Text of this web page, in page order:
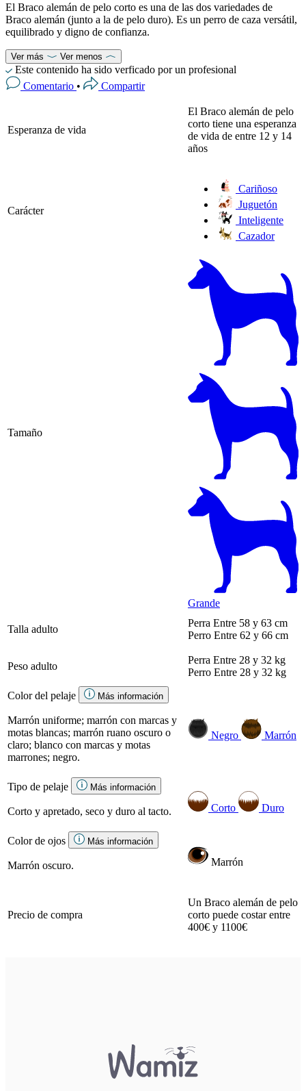
El Braco alemán de pelo corto es una de las dos variedades de
Braco alemán (junto a la de pelo duro). Es un perro de caza versátil,
equilibrado y digno de confianza.
Ver más Ver menos
Este contenido ha sido verficado por un profesional
Comentario • Compartir
Esperanza de vida
El Braco alemán de pelo
corto tiene una esperanza
de vida de entre 12 y 14
años
Carácter
Cariñoso
Juguetón
Inteligente
Cazador
Tamaño
Grande
Talla adulto
Perra Entre 58 y 63 cm
Perro Entre 62 y 66 cm
Peso adulto
Perra Entre 28 y 32 kg
Perro Entre 28 y 32 kg
Color del pelaje
Más información
Marrón uniforme; marrón con marcas y
motas blancas; marrón ruano oscuro o
claro; blanco con marcas y motas
marrones; negro.
Negro Marrón
Tipo de pelaje Más información
Corto y apretado, seco y duro al tacto. Corto Duro
Color de ojos Más información
Marrón oscuro. Marrón
Precio de compra
Un Braco alemán de pelo
corto puede costar entre
400€ y 1100€